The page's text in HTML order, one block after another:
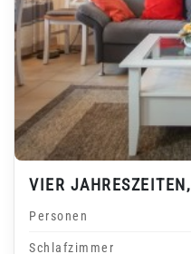
VIER
Personen
Schlafzimmer